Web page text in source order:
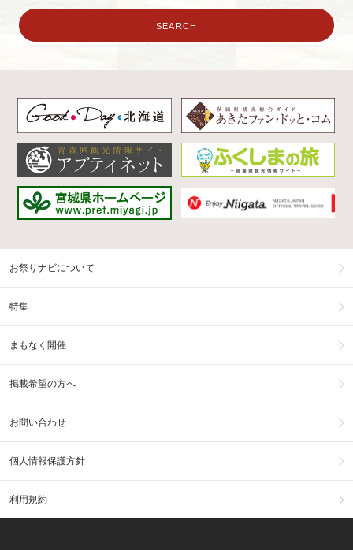
お祭りナビについて
特集
まもなく開催
掲載希望の方へ
お問い合わせ
個人情報保護方針
利用規約